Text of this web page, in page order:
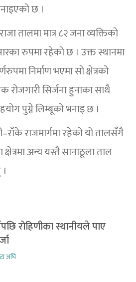
छ ।
तालमा मात्र ८२ जना व्यक्तिको
रुपमा रहेको छ । उक्त स्थानमा
निर्माण भएमा सो क्षेत्रको
रोजगारी सिर्जना हुनाका साथै
पुग्ने लिम्बूको भनाइ छ ।
राजमार्गमा रहेको यो तालसँगै
अन्य यस्तै सानाठूला ताल
रोहिणीका स्थानीयले पाए
अघि